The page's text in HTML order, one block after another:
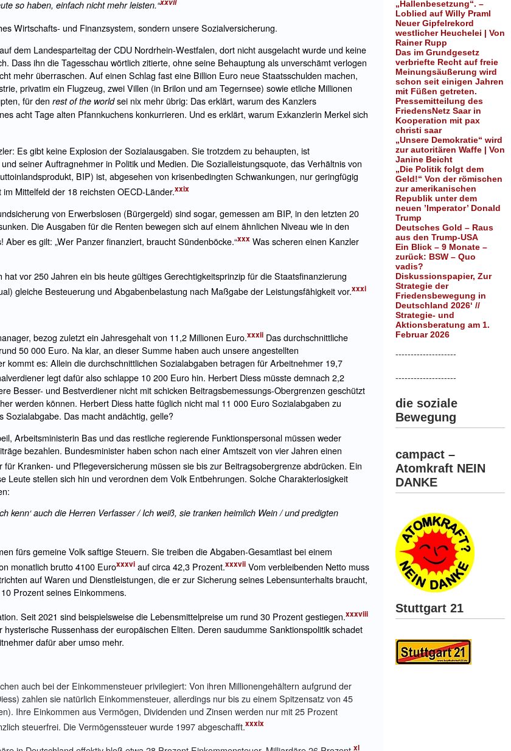
„Hallenbesetzung“. –
Loblied auf Willy Praml
Neuer Gipfelrekord
westlicher Heuchelei | Von
Rainer Rupp
Das im Grundgesetz
verbriefte Recht auf freie
Meinungsäußerung wird
schon seit einigen Jahren
mit Füßen getreten.
Pressemitteilung des
FriedensNetz Saar in
Kooperation mit pax
christi saar
„Unsere Demokratie“ wird
zur autoritären Waffe | Von
Janine Beicht
„Die Politik folgt dem
Geld!“ Von der römischen
zur amerikanischen
Republik unter dem
neuen ’Imperator’ Donald
Trump
Deutsches Gold – Raus
aus den Trump-USA
Ein Blick – 9 Monate –
zurück: BSW – Quo
vadis?
Diskussionspapier, Zur
Strategie der
Friedensbewegung in
Deutschland 2026‘ //
Strategie- und
Aktionsberatung am 1.
Februar 2026
--------------------
--------------------
die soziale
Bewegung
campact –
Atomkraft NEIN
DANKE
Stuttgart 21
so haben, einfach nicht mehr leisten.“
Wirtschafts- und Finanzsystem, sondern unsere Sozialversicherung.
dem Landesparteitag der CDU Nordrhein-Westfalen, dort nicht ausgelacht wurde und keine
Dass ihn die Tagesschau wörtlich zitierte, ohne seine Behauptung als unverschämt verlogen
mehr überraschen. Auf einen Schlag fast eine Billion Euro neue Staatsschulden machen,
privatim ein Flugzeug, zwei Villen (in Brilon und am Tegernsee) sowie etliche Millionen
für den rest of the worldsei nix mehr übrig: Das erklärt, warum des Kanzlers
acht Tage alten Pfannkuchens konkurrieren. Und es erklärt, warum Exkanzlerin Merkel sich
Es gibt keine Explosion der Sozialausgaben. Sie trotzdem zu behaupten, ist
seiner Auftragnehmer in Politik und Medien. Die Sozialleistungsquote, das Verhältnis von
BIP) ist, abgesehen von krisenbedingten Schwankungen, nur geringfügig
Mittelfeld der 18 reichsten OECD-Länder.xxix
von Erwerbslosen (Bürgergeld) sind sogar, gemessen am BIP, in den letzten 20
Die Ausgaben für die Renten bewegen sich auf einem ähnlichen Niveau wie in den
es gilt: „Wer Panzer finanziert, braucht Sündenböcke.“xxx Was scheren einen Kanzler
vor 250 Jahren ein bis heute gültiges Gerechtigkeitsprinzip für die Staatsfinanzierung
gleiche Besteuerung und Abgabenbelastung nach Maßgabe der Leistungsfähigkeitvor.xxxi
bezog zuletzt ein Jahresgehalt von 11,2 Millionen Euro.xxxii Das durchschnittliche
50 000 Euro. Na klar, an dieser Summe haben auch unsere angestellten
kommt es: Allein die durchschnittlichen Sozialabgaben betragen für Arbeitnehmer 19,7
legt dafür also schlappe 10 200 Euro hin. Herbert Diess müsste demnach 2,2
Besser- und Bestverdiener nicht mit schicken Beitragsbemessungs-Obergrenzen geschützt
werden können. Herbert Diess hatte füglich nicht mal 11 000 Euro Sozialabgaben zu
Das macht andächtig, gelle?
Arbeitsministerin Bas und das restliche regierende Funktionspersonal müssen weder
bezahlen. Bundesminister haben schon nach einer Amtszeit von vier Jahren einen
für Kranken- und Pflegeversicherung müssen sie bis zur Beitragsobergrenze abdrücken. Ein
Leute stellen sich hin und verordnen dem Volk Entbehrungen. Solche Charakterlosigkeit
kenn‘ auch die Herren Verfasser / Ich weiß, sie tranken heimlich Wein / und predigten
fürs gemeine Volk saftige Steuern. Sie treiben die Abgaben-Gesamtlast bei einem
monatlich brutto 4100 Euroxxxvi auf circa 42,3 Prozent.xxxvii Vom verbleibenden Netto muss
auf Waren und Dienstleistungen, die er zur Sicherung seines Lebensunterhalts braucht,
Prozent seines Einkommens.
Seit 2021 sind beispielsweise die Lebensmittelpreise um rund 30 Prozent gestiegen.xxxviii
Russenhass der europäischen Eliten. Deren saudumme Sanktionspolitik schadet
dafür aber umso mehr.
auch bei der Einkommensteuer privilegiert: Von ihren Millionengehältern aufgrund der
zahlen sie natürlich Einkommensteuer, allerdings nur bis zu einem Spitzensatz von 45
Ihre Einkommen aus Vermögen, Dividenden und Zinsen werden nur mit 25 Prozent
steuerfrei. Die Vermögenssteuer wurde 1997 abgeschafft.xxxix
xl